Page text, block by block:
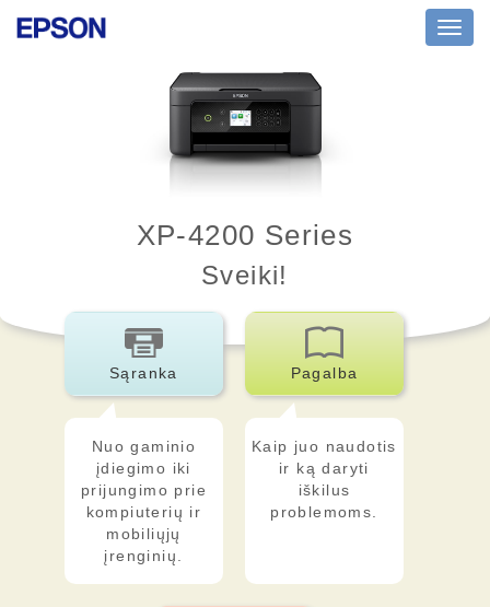
XP-4200 Series
Sveiki!
Sąranka
Nuo gaminio
įdiegimo iki
prijungimo prie
kompiuterių ir
mobiliųjų
įrenginių.
Pagalba
Kaip juo naudotis
ir ką daryti
iškilus
problemoms.